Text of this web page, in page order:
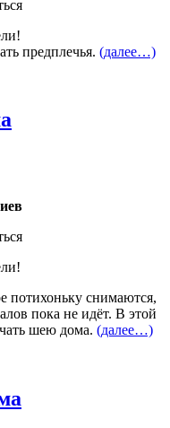
предплечья. (далее…)
потихоньку снимаются,
пока не идёт. В этой
шею дома. (далее…)